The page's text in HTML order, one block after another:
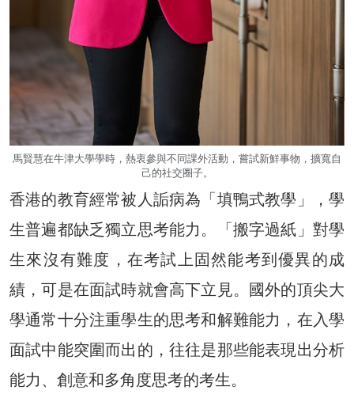
馬賢慧在牛津大學學時，熱衷參與不同課外活動，嘗試新鮮事物，擴寬自
己的社交圈子。
香港的教育經常被人詬病為「填鴨式教學」，學
生普遍都缺乏獨立思考能力。「搬字過紙」對學
生來沒有難度，在考試上固然能考到優異的成
績，可是在面試時就會高下立見。國外的頂尖大
學通常十分注重學生的思考和解難能力，在入學
面試中能突圍而出的，往往是那些能表現出分析
能力、創意和多角度思考的考生。